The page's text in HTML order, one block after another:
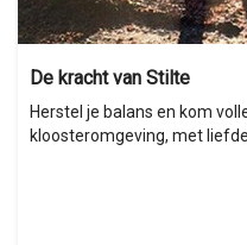
De kracht van Stilte
Herstel je balans en kom
kloosteromgeving, met